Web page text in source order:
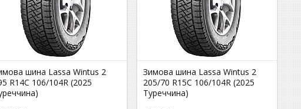
шина Lassa Wintus 2
R14C 106/104R (2025
Зимова шина Lassa Wintus 2
205/70 R15C 106/104R (2025
Туреччина)